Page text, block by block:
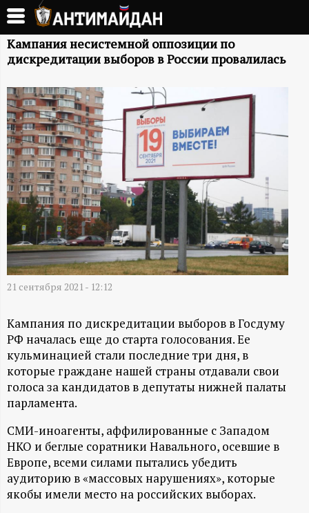
Перейти
основному
содержанию
А
Т
И
М
А
Й
Д
Н
-
и
н
ф
Кампания несистемной оппозиции по
дискредитации выборов в России провалилась
21 сентября 2021 - 12:12
Кампания по дискредитации выборов в Госдуму
РФ началась еще до старта голосования. Ее
кульминацией стали последние три дня, в
которые граждане нашей страны отдавали свои
голоса за кандидатов в депутаты нижней палаты
парламента.
СМИ-иноагенты, аффилированные с Западом
НКО и беглые соратники Навального, осевшие в
Европе, всеми силами пытались убедить
аудиторию в «массовых нарушениях», которые
якобы имели место на российских выборах.